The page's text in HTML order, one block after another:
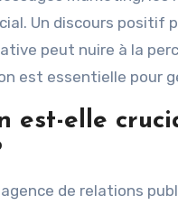
Un discours positif
peut nuire à la
est essentielle pour
est-elle
de relations